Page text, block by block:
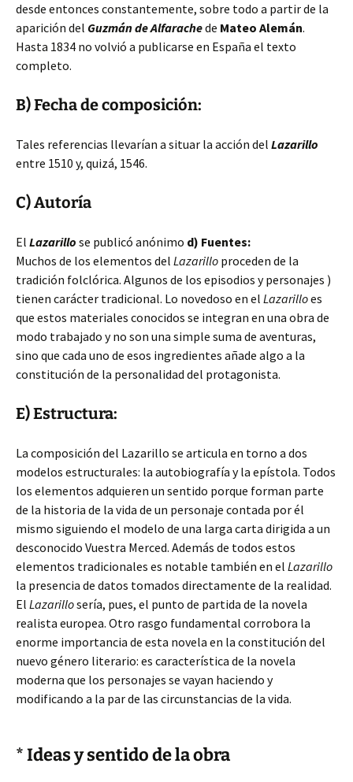
desde entonces constantemente, sobre todo a partir de la
aparición del Guzmán de Alfarachede Mateo Alemán.
Hasta 1834 no volvió a publicarse en España el texto
completo.
B) Fecha de composición:
Tales referencias llevarían a situar la acción del Lazarillo
entre 1510 y, quizá, 1546.
C) Autoría
El Lazarillo se publicó anónimo d) Fuentes:
Muchos de los elementos del Lazarillo proceden de la
tradición folclórica. Algunos de los episodios y personajes )
tienen carácter tradicional. Lo novedoso en el Lazarilloes
que estos materiales conocidos se integran en una obra de
modo trabajado y no son una simple suma de aventuras,
sino que cada uno de esos ingredientes añade algo a la
constitución de la personalidad del protagonista.
E) Estructura:
La composición del Lazarillo se articula en torno a dos
modelos estructurales: la autobiografía y la epístola. Todos
los elementos adquieren un sentido porque forman parte
de la historia de la vida de un personaje contada por él
mismo siguiendo el modelo de una larga carta dirigida a un
desconocido Vuestra Merced. Además de todos estos
elementos tradicionales es notable también en el Lazarillo
la presencia de datos tomados directamente de la realidad.
El Lazarillosería, pues, el punto de partida de la novela
realista europea. Otro rasgo fundamental corrobora la
enorme importancia de esta novela en la constitución del
nuevo género literario: es característica de la novela
moderna que los personajes se vayan haciendo y
modificando a la par de las circunstancias de la vida.
* Ideas y sentido de la obra